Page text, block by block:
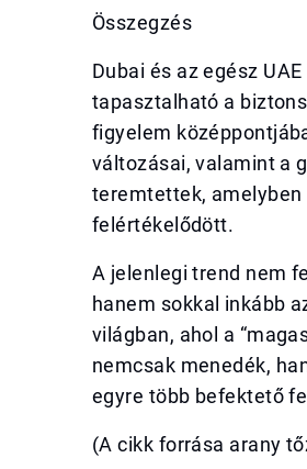
Összegzés
Dubai és az egész
tapasztalható a
figyelem
változásai, valamint a
teremtettek, amelyben
felértékelődött.
A jelenlegi trend nem
hanem sokkal inkább
világban, ahol a
nemcsak menedék,
egyre több befektető
(A cikk forrása arany